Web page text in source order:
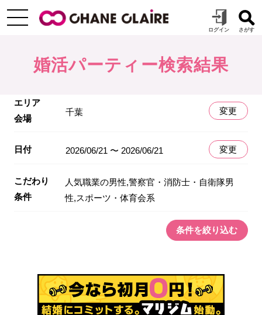
婚活パーティー検索結果
エリア
会場
千葉 変更
日付 2026/06/21 〜 2026/06/21 変更
こだわり
条件
人気職業の男性,警察官・消防士・自衛隊男
性,スポーツ・体育会系
条件を絞り込む